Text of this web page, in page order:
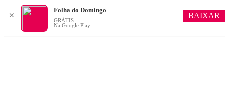
✕
Folha do Domingo
GRÁTIS
Na Google Play
BAIXAR